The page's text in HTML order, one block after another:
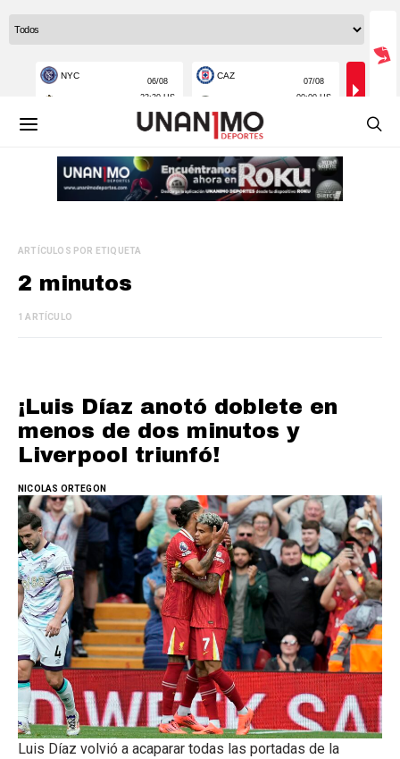
ARTÍCULOS POR ETIQUETA
2 minutos
1 ARTÍCULO
¡Luis Díaz anotó doblete en
menos de dos minutos y
Liverpool triunfó!
NICOLAS ORTEGON
Luis Díaz volvió a acaparar todas las portadas de la